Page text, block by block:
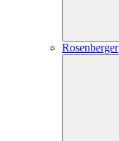
Rosenberger